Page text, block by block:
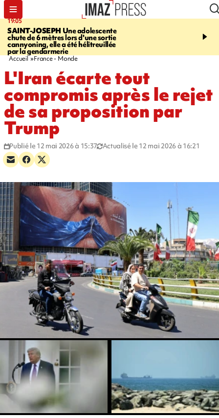
19:05
SAINT-JOSEPH Une adolescente
chute de 6 mètres lors d'une sortie
cannyoning, elle a été hélitreuillée
par la gendarmerie
20:44
rouée de coups,
Accueil France - Monde
L'Iran écarte tout
compromis après le rejet
de sa proposition par
Trump
Publié le 12 mai 2026 à 15:37 Actualisé le 12 mai 2026 à 16:21